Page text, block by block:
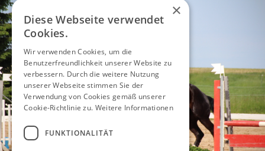
×
Diese Webseite verwendet
Cookies.
Wir verwenden Cookies, um die
Benutzerfreundlichkeit unserer Website zu
verbessern. Durch die weitere Nutzung
unserer Webseite stimmen Sie der
Verwendung von Cookies gemäß unserer
Cookie-Richtlinie zu. Weitere Informationen
FUNKTIONALITÄT